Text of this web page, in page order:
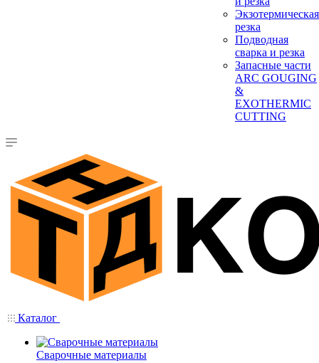
Экзотермическая
резка
Подводная
сварка и резка
Запасные части
ARC GOUGING
&
EXOTHERMIC
CUTTING
Каталог
Сварочные материалы